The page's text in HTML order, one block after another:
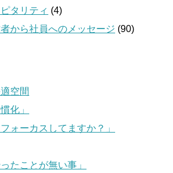
タリティ (4)
から社員へのメッセージ (90)
空間
化」
ォーカスしてますか？」
たことが無い事」